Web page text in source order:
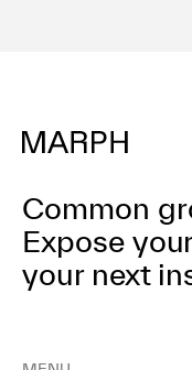
Common
Expose
your next